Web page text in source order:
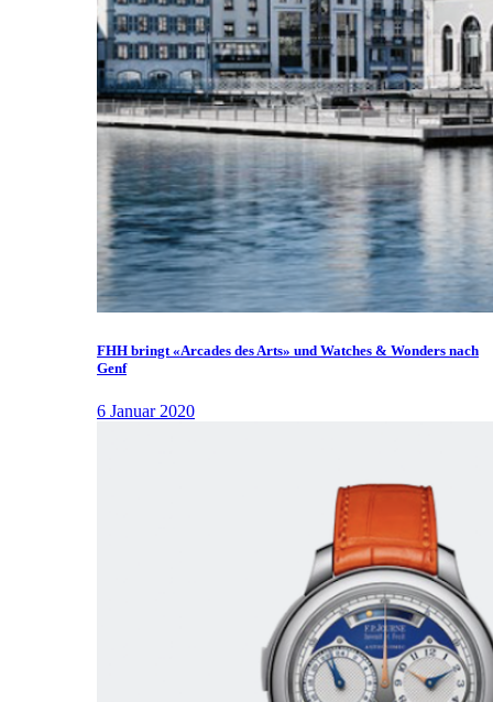
FHH bringt «Arcades des Arts» und Watches & Wonders nach
Genf
6 Januar 2020